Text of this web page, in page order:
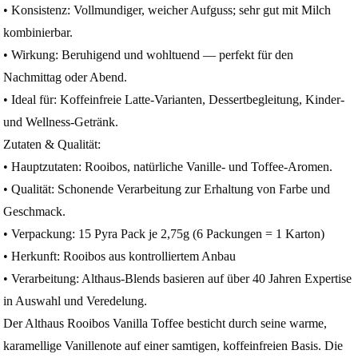
• Konsistenz: Vollmundiger, weicher Aufguss; sehr gut mit Milch
kombinierbar.
• Wirkung: Beruhigend und wohltuend — perfekt für den
Nachmittag oder Abend.
• Ideal für: Koffeinfreie Latte‑Varianten, Dessertbegleitung, Kinder‑
und Wellness‑Getränk.
Zutaten & Qualität:
• Hauptzutaten: Rooibos, natürliche Vanille‑ und Toffee‑Aromen.
• Qualität: Schonende Verarbeitung zur Erhaltung von Farbe und
Geschmack.
• Verpackung: 15 Pyra Pack je 2,75g (6 Packungen = 1 Karton)
• Herkunft: Rooibos aus kontrolliertem Anbau
• Verarbeitung: Althaus‑Blends basieren auf über 40 Jahren Expertise
in Auswahl und Veredelung.
Der Althaus Rooibos Vanilla Toffee besticht durch seine warme,
karamellige Vanillenote auf einer samtigen, koffeinfreien Basis. Die